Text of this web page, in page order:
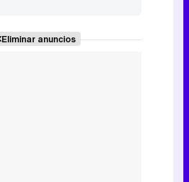
Puyol
Eliminar anuncios